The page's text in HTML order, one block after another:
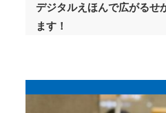
デジタルえほんで広がる
ます！